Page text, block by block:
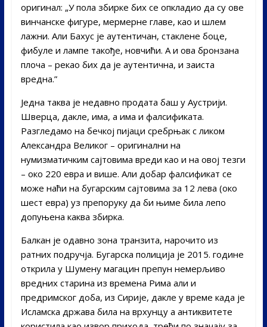
оригинал: „У пола збирке бих се опкладио да су ове
винчанске фигуре, мермерне главе, као и шлем
лажни. Али Бахус је аутентичан, стаклене боце,
фибуле и лампе такође, новчићи. А и ова бронзана
плоча – рекао бих да је аутентична, и заиста
вредна.”
Једна таква је недавно продата баш у Аустрији.
Шверца, дакле, има, а има и фалсификата.
Разгледамо на бечкој пијаци сребрњак с ликом
Александра Великог – оригинални на
нумизматичким сајтовима вреди као и на овој тезги
– око 220 евра и више. Али добар фалсификат се
може наћи на бугарским сајтовима за 12 лева (око
шест евра) уз препоруку да би њиме била лепо
допуњена каква збирка.
Балкан је одавно зона транзита, нарочито из
ратних подручја. Бугарска полиција је 2015. године
открила у Шумену магацин препун немерљиво
вредних старина из времена Рима али и
предримског доба, из Сирије, дакле у време када је
Исламска држава била на врхунцу а антиквитете